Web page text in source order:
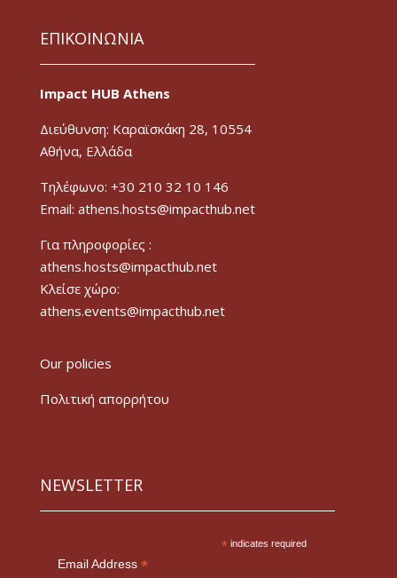
ΕΠΙΚΟΙΝΩΝΙΑ
Impact HUB Athens
Διεύθυνση: Καραϊσκάκη 28, 10554
Αθήνα, Ελλάδα
Τηλέφωνο: +30 210 32 10 146
Email: athens.hosts@impacthub.net
Για πληροφορίες :
athens.hosts@impacthub.net
Κλείσε χώρο:
athens.events@impacthub.net
Our policies
Πολιτική απορρήτου
NEWSLETTER
* indicates required
Email Address *